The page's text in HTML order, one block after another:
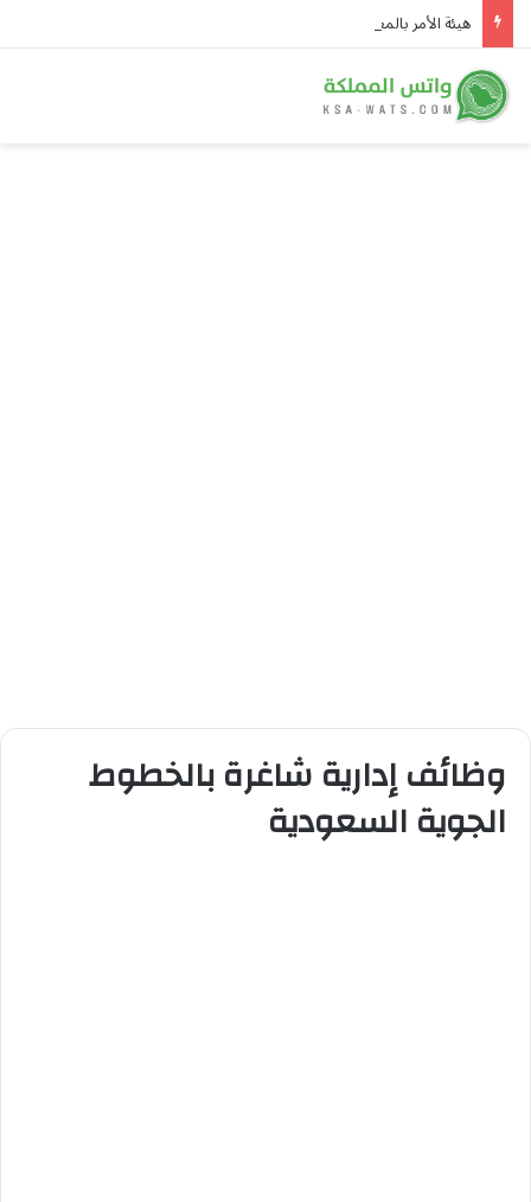
وظائف إدارية شاغرة بالخطوط
الجوية السعودية